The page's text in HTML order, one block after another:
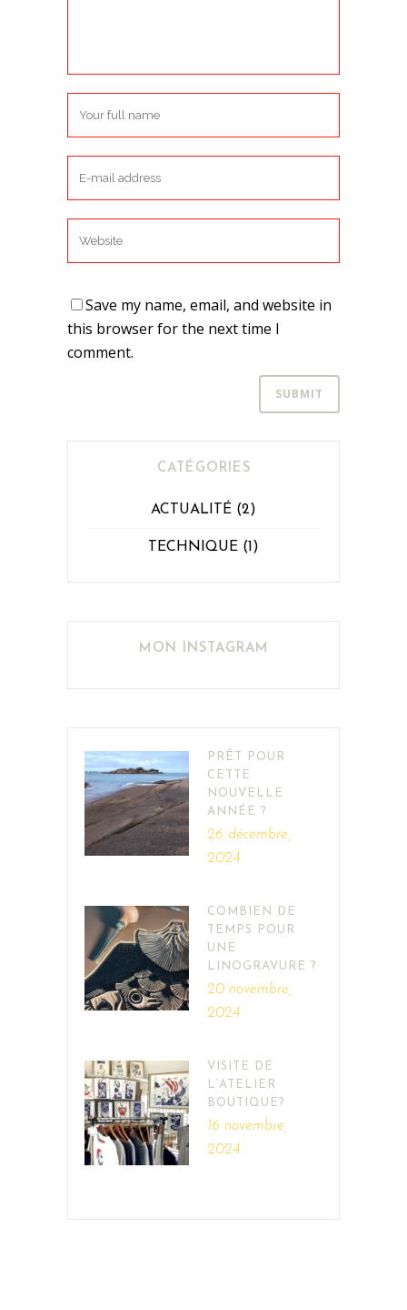
Save my name, email, and website in
this browser for the next time I
comment.
CATÉGORIES
ACTUALITÉ (2)
TECHNIQUE (1)
MON INSTAGRAM
PRÊT POUR
CETTE
NOUVELLE
ANNÉE ?
26 décembre,
2024
COMBIEN DE
TEMPS POUR
UNE
LINOGRAVURE ?
20 novembre,
2024
VISITE DE
L’ATELIER
BOUTIQUE?
16 novembre,
2024